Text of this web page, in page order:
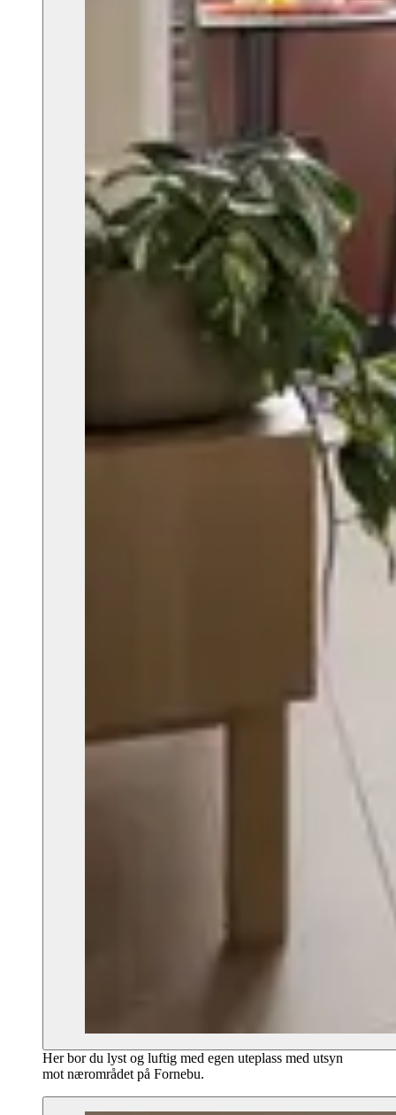
Her bor du lyst og luftig med egen uteplass med utsyn
mot nærområdet på Fornebu.